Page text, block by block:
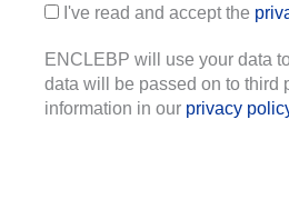
I've read and accept the
ENCLEBP will use your data
data will be passed on to third
information in our privacy